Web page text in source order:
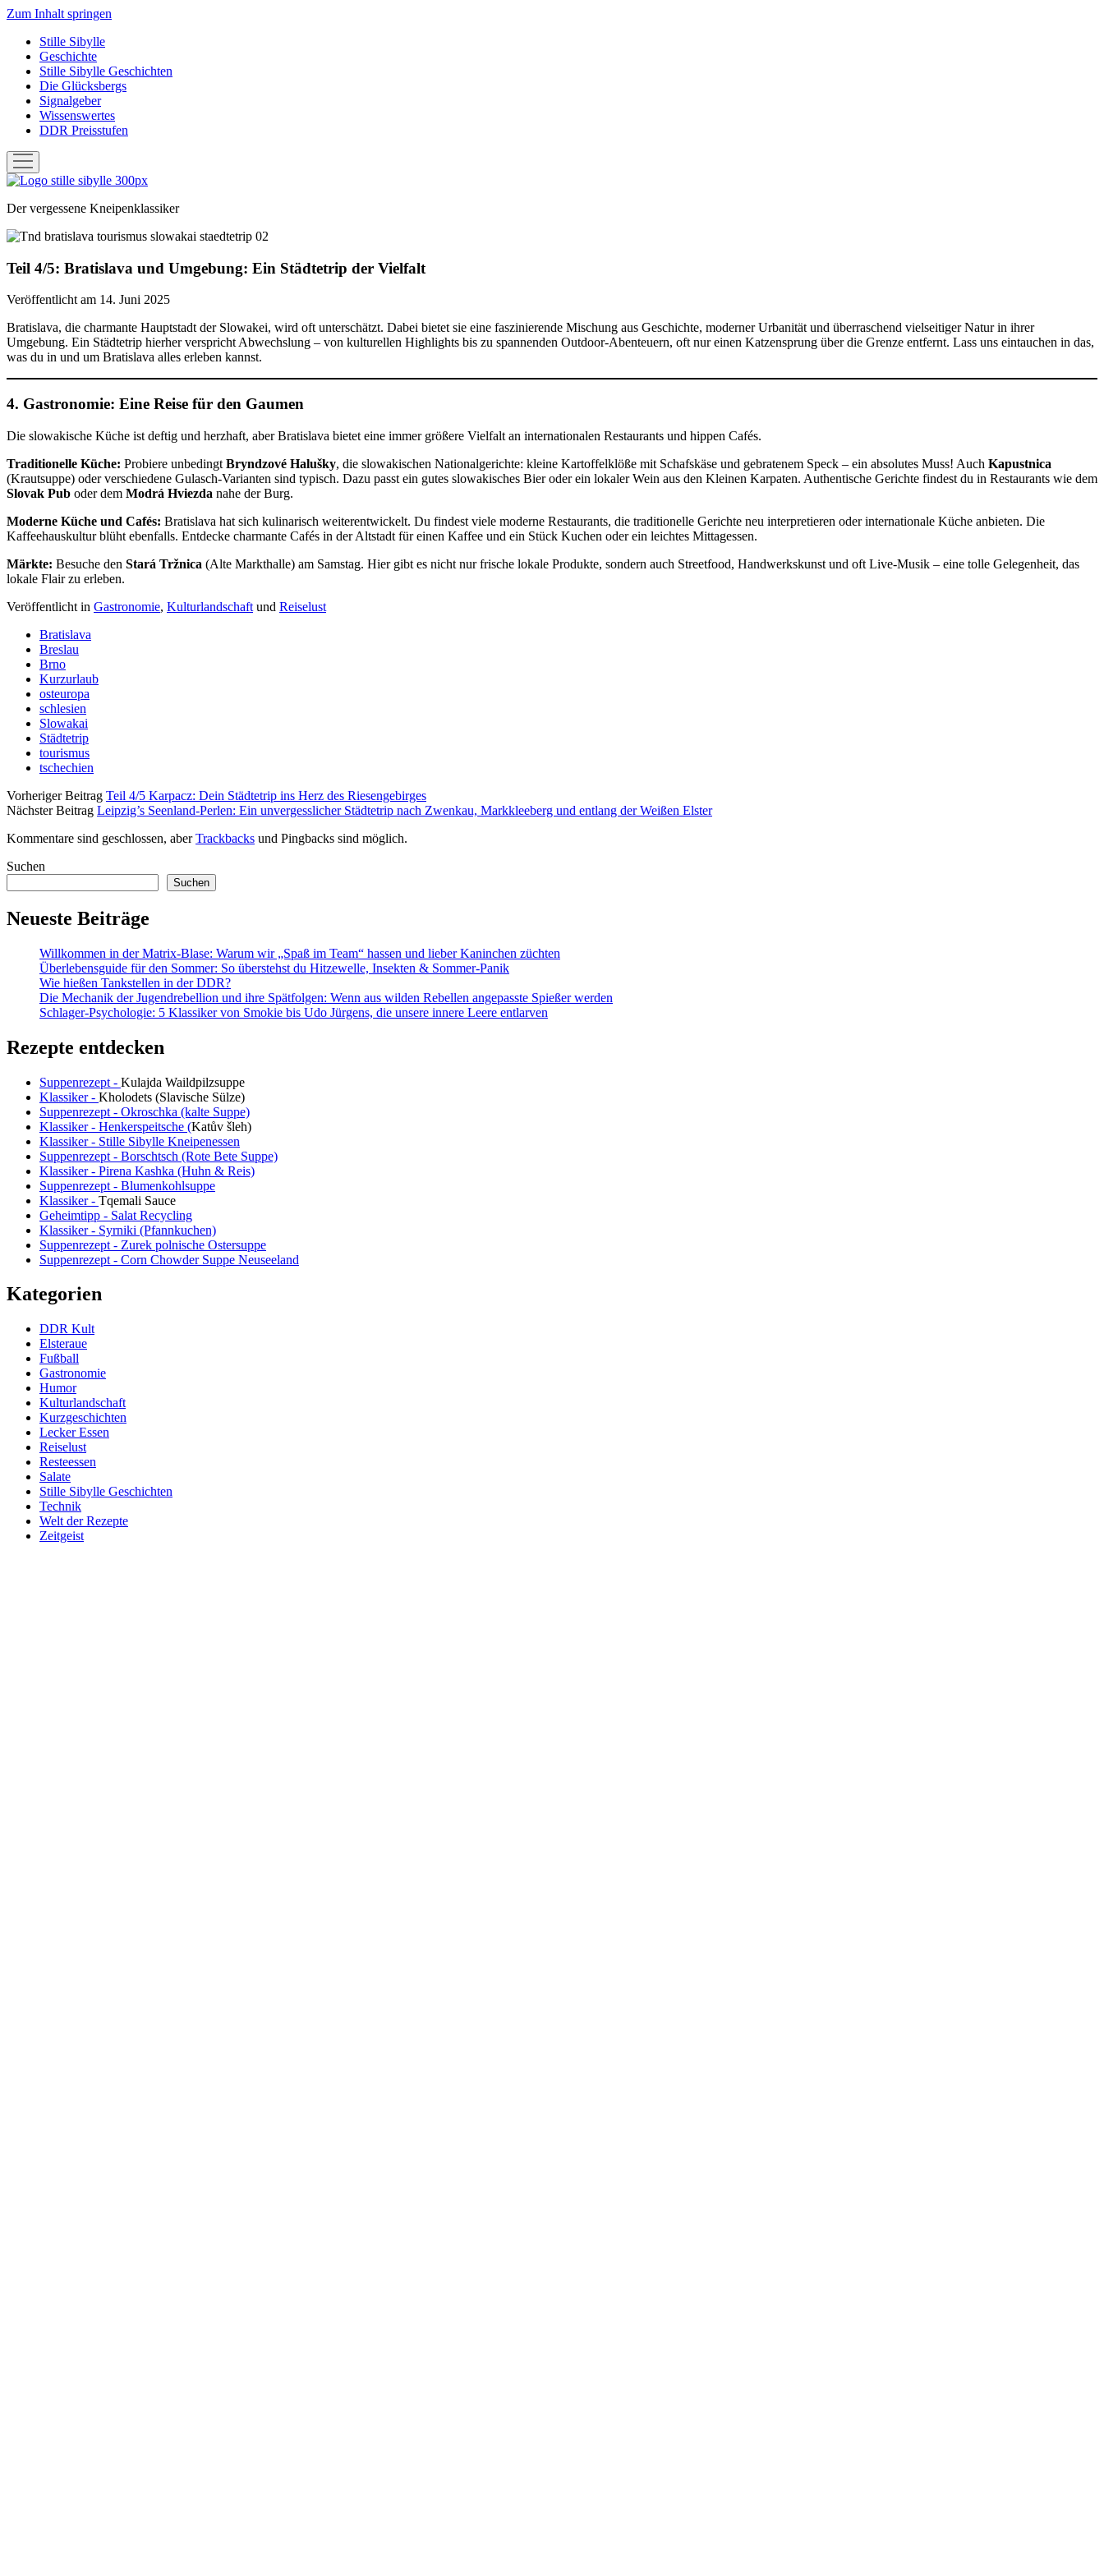
Zum Inhalt springen
Stille Sibylle
Geschichte
Stille Sibylle Geschichten
Die Glücksbergs
Signalgeber
Wissenswertes
DDR Preisstufen
Menü
öffnen
Stille
Der vergessene Kneipenklassiker
Teil 4/5: Bratislava und Umgebung: Ein Städtetrip der Vielfalt
Veröffentlicht am 14. Juni 2025
Bratislava, die charmante Hauptstadt der Slowakei, wird oft unterschätzt. Dabei bietet sie eine faszinierende Mischung aus Geschichte, moderner Urbanität und überraschend vielseitiger Natur in ihrer
Umgebung. Ein Städtetrip hierher verspricht Abwechslung – von kulturellen Highlights bis zu spannenden Outdoor-Abenteuern, oft nur einen Katzensprung über die Grenze entfernt. Lass uns eintauchen in das,
was du in und um Bratislava alles erleben kannst.
4. Gastronomie: Eine Reise für den Gaumen
Die slowakische Küche ist deftig und herzhaft, aber Bratislava bietet eine immer größere Vielfalt an internationalen Restaurants und hippen Cafés.
Traditionelle Küche: Probiere unbedingt Bryndzové Halušky, die slowakischen Nationalgerichte: kleine Kartoffelklöße mit Schafskäse und gebratenem Speck – ein absolutes Muss! Auch Kapustnica
(Krautsuppe) oder verschiedene Gulasch-Varianten sind typisch. Dazu passt ein gutes slowakisches Bier oder ein lokaler Wein aus den Kleinen Karpaten. Authentische Gerichte findest du in Restaurants wie dem
Slovak Pub oder dem Modrá Hviezda nahe der Burg.
Moderne Küche und Cafés: Bratislava hat sich kulinarisch weiterentwickelt. Du findest viele moderne Restaurants, die traditionelle Gerichte neu interpretieren oder internationale Küche anbieten. Die
Kaffeehauskultur blüht ebenfalls. Entdecke charmante Cafés in der Altstadt für einen Kaffee und ein Stück Kuchen oder ein leichtes Mittagessen.
Märkte: Besuche den Stará Tržnica (Alte Markthalle) am Samstag. Hier gibt es nicht nur frische lokale Produkte, sondern auch Streetfood, Handwerkskunst und oft Live-Musik – eine tolle Gelegenheit, das
lokale Flair zu erleben.
Veröffentlicht in Gastronomie, Kulturlandschaft und Reiselust
Bratislava
Breslau
Brno
Kurzurlaub
osteuropa
schlesien
Slowakai
Städtetrip
tourismus
tschechien
Vorheriger Beitrag Teil 4/5 Karpacz: Dein Städtetrip ins Herz des Riesengebirges
Nächster Beitrag Leipzig’s Seenland-Perlen: Ein unvergesslicher Städtetrip nach Zwenkau, Markkleeberg und entlang der Weißen Elster
Kommentare sind geschlossen, aberTrackbacks und Pingbacks sind möglich.
Sidebar
Suchen
Suchen
Neueste Beiträge
Willkommen in der Matrix-Blase: Warum wir „Spaß im Team“ hassen und lieber Kaninchen züchten
Überlebensguide für den Sommer: So überstehst du Hitzewelle, Insekten & Sommer-Panik
Wie hießen Tankstellen in der DDR?
Die Mechanik der Jugendrebellion und ihre Spätfolgen: Wenn aus wilden Rebellen angepasste Spießer werden
Schlager-Psychologie: 5 Klassiker von Smokie bis Udo Jürgens, die unsere innere Leere entlarven
Rezepte entdecken
Suppenrezept - Kulajda Waildpilzsuppe
Klassiker - Kholodets (Slavische Sülze)
Suppenrezept - Okroschka (kalte Suppe)
Klassiker - Henkerspeitsche (Katův šleh)
Klassiker - Stille Sibylle Kneipenessen
Suppenrezept - Borschtsch (Rote Bete Suppe)
Klassiker - Pirena Kashka (Huhn & Reis)
Suppenrezept - Blumenkohlsuppe
Klassiker - Tqemali Sauce
Geheimtipp - Salat Recycling
Klassiker - Syrniki (Pfannkuchen)
Suppenrezept - Zurek polnische Ostersuppe
Suppenrezept - Corn Chowder Suppe Neuseeland
Kategorien
DDR Kult
Elsteraue
Fußball
Gastronomie
Humor
Kulturlandschaft
Kurzgeschichten
Lecker Essen
Reiselust
Resteessen
Salate
Stille Sibylle Geschichten
Technik
Welt der Rezepte
Zeitgeist